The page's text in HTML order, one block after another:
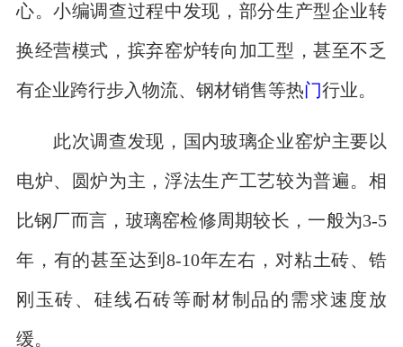
心。小编调查过程中发现，部分生产型企业转
换经营模式，摈弃窑炉转向加工型，甚至不乏
有企业跨行步入物流、钢材销售等热门行业。
此次调查发现，国内玻璃企业窑炉主要以
电炉、圆炉为主，浮法生产工艺较为普遍。相
比钢厂而言，玻璃窑检修周期较长，一般为3-5
年，有的甚至达到8-10年左右，对粘土砖、锆
刚玉砖、硅线石砖等耐材制品的需求速度放
缓。